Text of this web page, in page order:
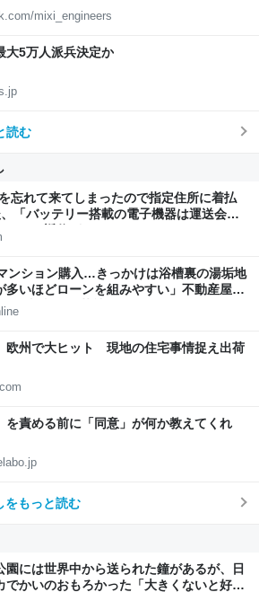
mixi_engineers
大5万人派兵決定か
読む
忘れて来てしまったので指定住所に着払
「バッテリー搭載の電子機器は運送会社
」と返信がきた
ンション購入…きっかけは浴槽裏の湯垢地
多いほどローンを組みやすい」不動産屋に
の事情” | 集英社オンライン
欧州で大ヒット 現地の住宅事情捉え出荷
を責める前に「同意」が何か教えてくれ
をもっと読む
園には世界中から送られた鐘があるが、日
でかいのおもろかった「大きくないと好き